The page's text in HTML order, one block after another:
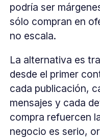
podría ser
sólo compran en
no escala.
La alternativa es
desde el primer
cada publicación,
mensajes y cada
compra refuercen
negocio es serio,